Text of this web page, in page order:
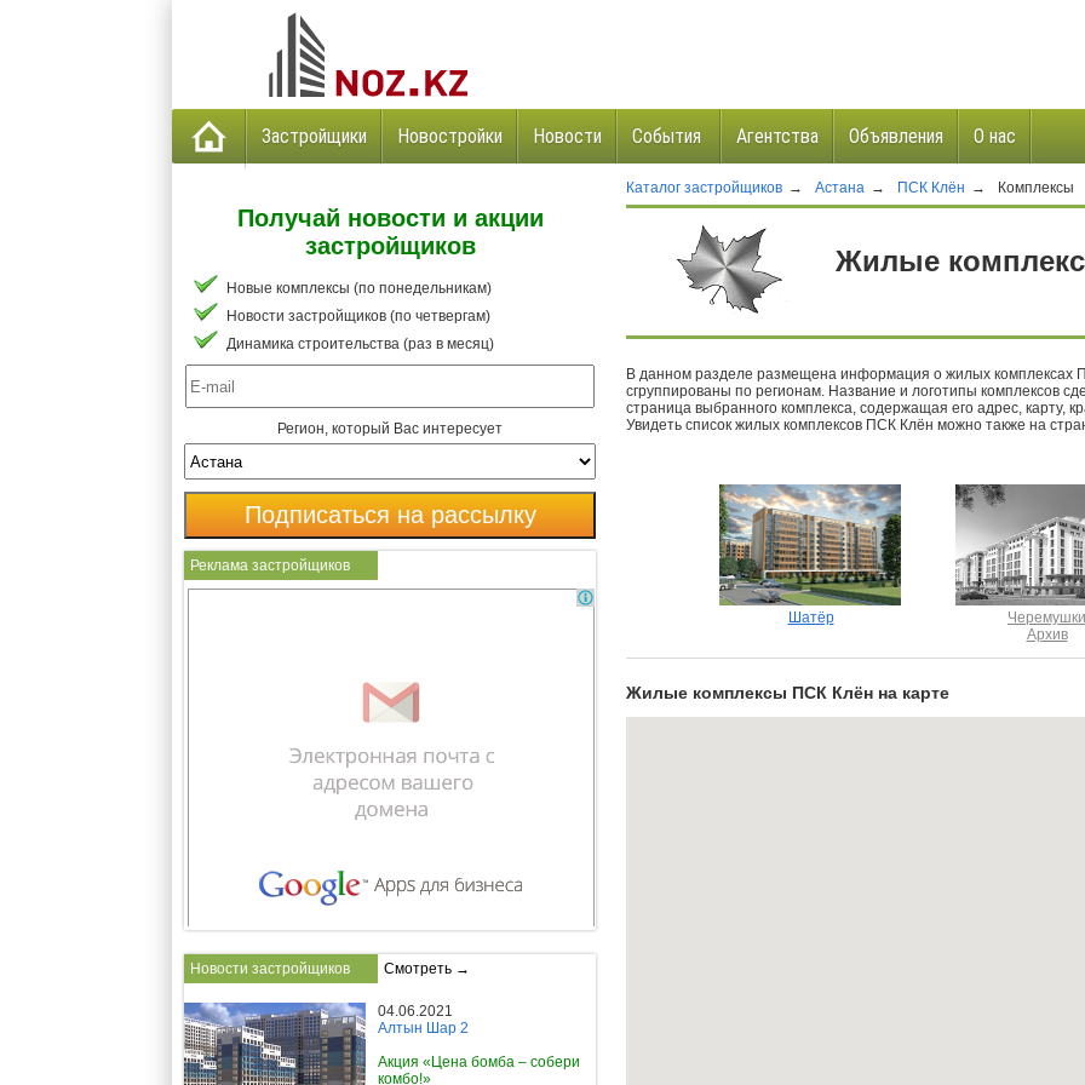
Застройщики Новостройки Новости События Агентства Объявления О нас
Каталог застройщиков → Астана → ПCК Клён → Комплексы
Жилые
В данном разделе размещена информация о жилых комплексах
сгруппированы по регионам. Название и логотипы комплексов
страница выбранного комплекса, содержащая его адрес, карту,
Увидеть список жилых комплексов ПCК Клён можно также на
Шатёр
Черемушки
Архив
Жилые комплексы ПCК Клён на карте
Получай новости и акции
застройщиков
Новые комплексы (по понедельникам)
Новости застройщиков (по четвергам)
Динамика строительства (раз в месяц)
Регион, который Вас интересует
Реклама застройщиков
Новости застройщиков Смотреть →
04.06.2021
Алтын Шар 2
Акция «Цена бомба – собери
комбо!»